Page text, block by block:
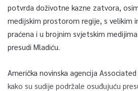
potvrda doživotne kazne zatvora,
medijskim prostorom regije, s velikim
praćena i u brojnim svjetskim
presudi Mladiću.
Američka novinska agencija
kako su sudije podržale osuđujuću